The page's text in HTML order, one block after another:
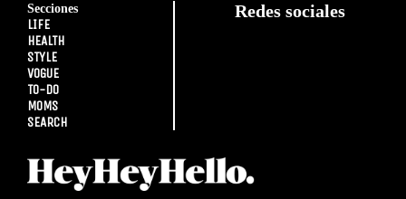
Secciones
LIFE
HEALTH
STYLE
VOGUE
TO-DO
MOMS
SEARCH
Redes sociales